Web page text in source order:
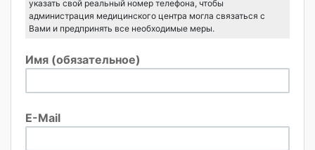
указать свой реальный номер телефона, чтобы
администрация медицинского центра могла связаться с
Вами и предпринять все необходимые меры.
Имя (обязательное)
E-Mail